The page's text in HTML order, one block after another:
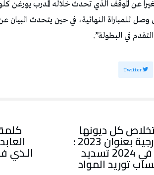
عن الموقف الذي تحدث خلاله المدرب
للمباراة النهائية، في حين يتحدث
في البطولة”.
Twitter
كل ديونها
الداخلية والخارجية بعنوان 2023 :
تونس تواصل في 2024 تسديد
توريد المواد
الـذي